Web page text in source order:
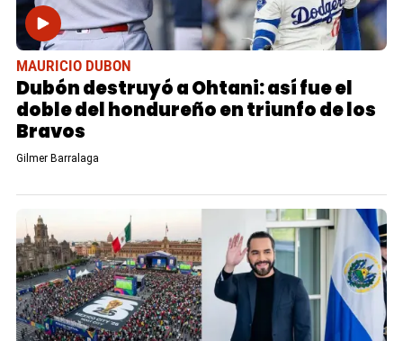
MAURICIO DUBON
Dubón destruyó a Ohtani: así fue el
doble del hondureño en triunfo de los
Bravos
Gilmer Barralaga